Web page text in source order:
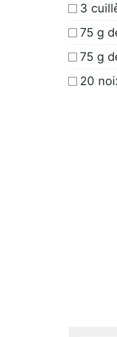
3
75 g
75 g
20